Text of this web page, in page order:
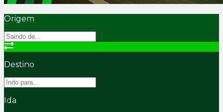
Origem
Destino
Ida